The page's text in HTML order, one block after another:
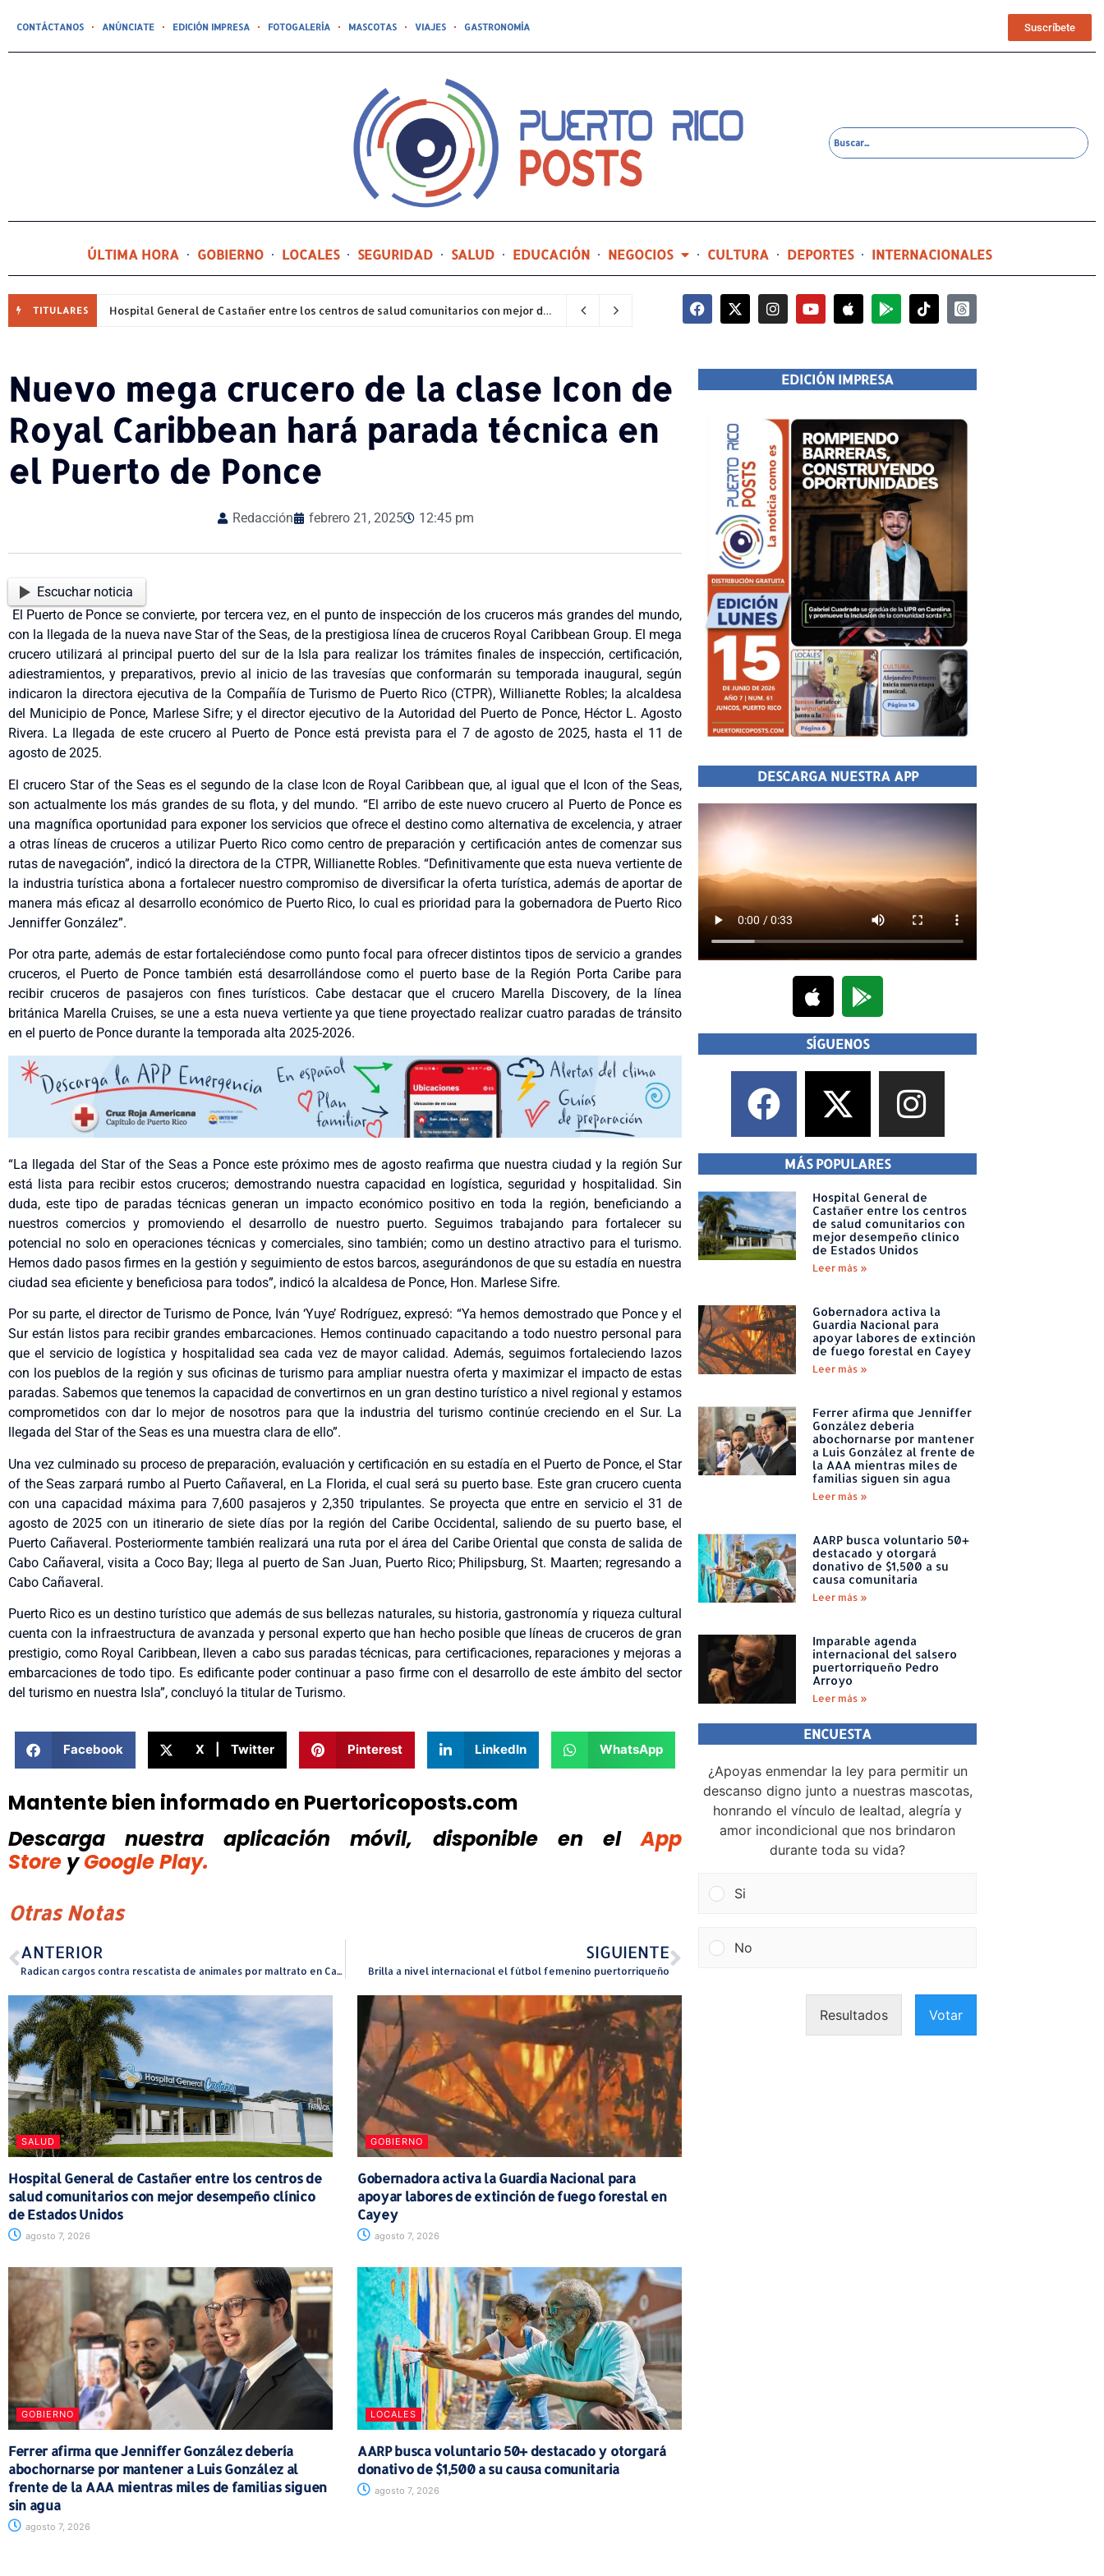
CONTÁCTANOS ANÚNCIATE EDICIÓN IMPRESA FOTOGALERÍA MASCOTAS VIAJES GASTRONOMÍA Suscríbete
ÚLTIMA HORA GOBIERNO LOCALES SEGURIDAD SALUD EDUCACIÓN NEGOCIOS CULTURA DEPORTES INTERNACIONALES
TITULARES Hospital General de Castañer entre los centros de salud comunitarios con mejor desempeño clínico de Estados Unidos 2 horas ago
Nuevo mega crucero de la clase Icon de
Royal Caribbean hará parada técnica en
el Puerto de Ponce
Redacción febrero 21, 2025 12:45 pm
Escuchar noticia
El Puerto de Ponce se convierte, por tercera vez, en el punto de inspección de los cruceros más grandes del mundo,
con la llegada de la nueva nave Star of the Seas, de la prestigiosa línea de cruceros Royal Caribbean Group. El mega
crucero utilizará al principal puerto del sur de la Isla para realizar los trámites finales de inspección, certificación,
adiestramientos, y preparativos, previo al inicio de las travesías que conformarán su temporada inaugural, según
indicaron la directora ejecutiva de la Compañía de Turismo de Puerto Rico (CTPR), Willianette Robles; la alcaldesa
del Municipio de Ponce, Marlese Sifre; y el director ejecutivo de la Autoridad del Puerto de Ponce, Héctor L. Agosto
Rivera. La llegada de este crucero al Puerto de Ponce está prevista para el 7 de agosto de 2025, hasta el 11 de
agosto de 2025.
El crucero Star of the Seas es el segundo de la clase Icon de Royal Caribbean que, al igual que el Icon of the Seas,
son actualmente los más grandes de su flota, y del mundo. “El arribo de este nuevo crucero al Puerto de Ponce es
una magnífica oportunidad para exponer los servicios que ofrece el destino como alternativa de excelencia, y atraer
a otras líneas de cruceros a utilizar Puerto Rico como centro de preparación y certificación antes de comenzar sus
rutas de navegación”, indicó la directora de la CTPR, Willianette Robles. “Definitivamente que esta nueva vertiente de
la industria turística abona a fortalecer nuestro compromiso de diversificar la oferta turística, además de aportar de
manera más eficaz al desarrollo económico de Puerto Rico, lo cual es prioridad para la gobernadora de Puerto Rico
Jenniffer González”.
Por otra parte, además de estar fortaleciéndose como punto focal para ofrecer distintos tipos de servicio a grandes
cruceros, el Puerto de Ponce también está desarrollándose como el puerto base de la Región Porta Caribe para
recibir cruceros de pasajeros con fines turísticos. Cabe destacar que el crucero Marella Discovery, de la línea
británica Marella Cruises, se une a esta nueva vertiente ya que tiene proyectado realizar cuatro paradas de tránsito
en el puerto de Ponce durante la temporada alta 2025-2026.
“La llegada del Star of the Seas a Ponce este próximo mes de agosto reafirma que nuestra ciudad y la región Sur
está lista para recibir estos cruceros; demostrando nuestra capacidad en logística, seguridad y hospitalidad. Sin
duda, este tipo de paradas técnicas generan un impacto económico positivo en toda la región, beneficiando a
nuestros comercios y promoviendo el desarrollo de nuestro puerto. Seguimos trabajando para fortalecer su
potencial no solo en operaciones técnicas y comerciales, sino también; como un destino atractivo para el turismo.
Hemos dado pasos firmes en la gestión y seguimiento de estos barcos, asegurándonos de que su estadía en nuestra
ciudad sea eficiente y beneficiosa para todos”, indicó la alcaldesa de Ponce, Hon. Marlese Sifre.
Por su parte, el director de Turismo de Ponce, Iván ‘Yuye’ Rodríguez, expresó: “Ya hemos demostrado que Ponce y el
Sur están listos para recibir grandes embarcaciones. Hemos continuado capacitando a todo nuestro personal para
que el servicio de logística y hospitalidad sea cada vez de mayor calidad. Además, seguimos fortaleciendo lazos
con los pueblos de la región y sus oficinas de turismo para ampliar nuestra oferta y maximizar el impacto de estas
paradas. Sabemos que tenemos la capacidad de convertirnos en un gran destino turístico a nivel regional y estamos
comprometidos con dar lo mejor de nosotros para que la industria del turismo continúe creciendo en el Sur. La
llegada del Star of the Seas es una muestra clara de ello”.
Una vez culminado su proceso de preparación, evaluación y certificación en su estadía en el Puerto de Ponce, el Star
of the Seas zarpará rumbo al Puerto Cañaveral, en La Florida, el cual será su puerto base. Este gran crucero cuenta
con una capacidad máxima para 7,600 pasajeros y 2,350 tripulantes. Se proyecta que entre en servicio el 31 de
agosto de 2025 con un itinerario de siete días por la región del Caribe Occidental, saliendo de su puerto base, el
Puerto Cañaveral. Posteriormente también realizará una ruta por el área del Caribe Oriental que consta de salida de
Cabo Cañaveral, visita a Coco Bay; llega al puerto de San Juan, Puerto Rico; Philipsburg, St. Maarten; regresando a
Cabo Cañaveral.
Puerto Rico es un destino turístico que además de sus bellezas naturales, su historia, gastronomía y riqueza cultural
cuenta con la infraestructura de avanzada y personal experto que han hecho posible que líneas de cruceros de gran
prestigio, como Royal Caribbean, lleven a cabo sus paradas técnicas, para certificaciones, reparaciones y mejoras a
embarcaciones de todo tipo. Es edificante poder continuar a paso firme con el desarrollo de este ámbito del sector
del turismo en nuestra Isla”, concluyó la titular de Turismo.
Facebook X | Twitter Pinterest LinkedIn WhatsApp
Mantente bien informado en Puertoricoposts.com
Descarga nuestra aplicación móvil, disponible
en el
App
Store y Google Play.
Otras Notas
ANTERIOR
Radican cargos contra rescatista de animales por maltrato en Carolina
SIGUIENTE
Brilla a nivel internacional el fútbol femenino puertorriqueño
SALUD
Hospital General de Castañer entre los centros de
salud comunitarios con mejor desempeño clínico
de Estados Unidos
agosto 7, 2026
GOBIERNO
Gobernadora activa la Guardia Nacional para
apoyar labores de extinción de fuego forestal en
Cayey
agosto 7, 2026
GOBIERNO
Ferrer afirma que Jenniffer González debería
abochornarse por mantener a Luis González al
frente de la AAA mientras miles de familias siguen
sin agua
agosto 7, 2026
LOCALES
AARP busca voluntario 50+ destacado y otorgará
donativo de $1,500 a su causa comunitaria
agosto 7, 2026
EDICIÓN IMPRESA
DESCARGA NUESTRA APP
SÍGUENOS
MÁS POPULARES
Hospital General de
Castañer entre los centros
de salud comunitarios con
mejor desempeño clínico
de Estados Unidos
Leer más »
Gobernadora activa la
Guardia Nacional para
apoyar labores de extinción
de fuego forestal en Cayey
Leer más »
Ferrer afirma que Jenniffer
González debería
abochornarse por mantener
a Luis González al frente de
la AAA mientras miles de
familias siguen sin agua
Leer más »
AARP busca voluntario 50+
destacado y otorgará
donativo de $1,500 a su
causa comunitaria
Leer más »
Imparable agenda
internacional del salsero
puertorriqueño Pedro
Arroyo
Leer más »
ENCUESTA
¿Apoyas enmendar la ley para permitir un
descanso digno junto a nuestras mascotas,
honrando el vínculo de lealtad, alegría y
amor incondicional que nos brindaron
durante toda su vida?
Si
No
Resultados Votar